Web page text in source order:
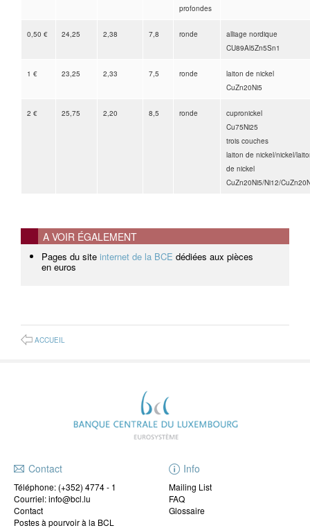
profondes
0,50 € 24,25 2,38 7,8 ronde
alliage nordique
CU89Al5Zn5Sn1
1 € 23,25 2,33 7,5 ronde
laiton de nickel
CuZn20Ni5
2 € 25,75 2,20 8,5 ronde
cupronickel
Cu75Ni25
trois couches
laiton de nickel/nickel/
de nickel
CuZn20Ni5/Ni12/
A VOIR ÉGALEMENT
Pages du site internet de la BCE dédiées aux pièces
en euros
ACCUEIL
Contact
Téléphone: (+352) 4774 - 1
Courriel: info@bcl.lu
Contact
Postes à pourvoir à la BCL
Info
Mailing List
FAQ
Glossaire